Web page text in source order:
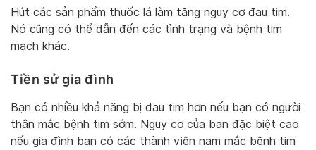
Hút các sản phẩm thuốc lá làm tăng nguy cơ đau tim.
Nó cũng có thể dẫn đến các tình trạng và bệnh tim
mạch khác.
Tiền sử gia đình
Bạn có nhiều khả năng bị đau tim hơn nếu bạn có người
thân mắc bệnh tim sớm. Nguy cơ của bạn đặc biệt cao
nếu gia đình bạn có các thành viên nam mắc bệnh tim